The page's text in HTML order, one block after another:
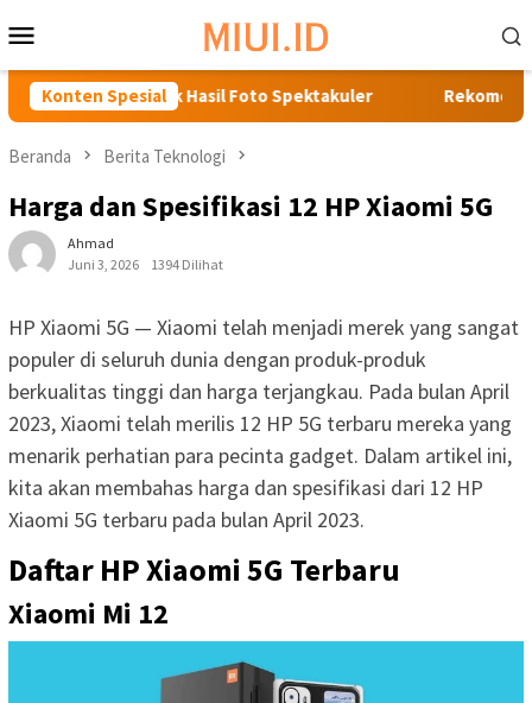
ke
kontenMobile
Konten Spesial
Terbaik untuk Hasil Foto Spektakuler Rekomendasi
Beranda Berita Teknologi
Harga dan Spesifikasi 12 HP Xiaomi 5G
Ahmad
Juni 3, 2026
1394 Dilihat
HP Xiaomi 5G — Xiaomi telah menjadi merek yang sangat
populer di seluruh dunia dengan produk-produk
berkualitas tinggi dan harga terjangkau. Pada bulan April
2023, Xiaomi telah merilis 12 HP 5G terbaru mereka yang
menarik perhatian para pecinta gadget. Dalam artikel ini,
kita akan membahas harga dan spesifikasi dari 12 HP
Xiaomi 5G terbaru pada bulan April 2023.
Daftar HP Xiaomi 5G Terbaru
Xiaomi Mi 12